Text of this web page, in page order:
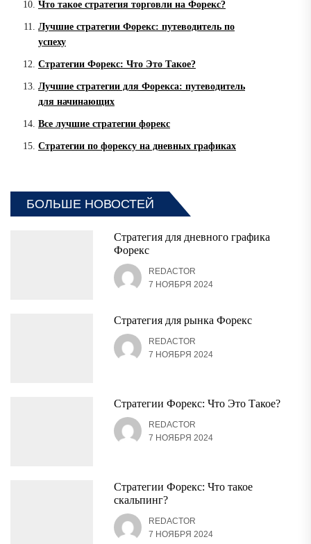
Что такое стратегия торговли на Форекс?
Лучшие стратегии Форекс: путеводитель по
успеху
Стратегии Форекс: Что Это Такое?
Лучшие стратегии для Форекса: путеводитель
для начинающих
Все лучшие стратегии форекс
Стратегии по форексу на дневных графиках
БОЛЬШЕ НОВОСТЕЙ
Стратегия для дневного графика
Форекс
REDACTOR
7 НОЯБРЯ 2024
Стратегия для рынка Форекс
REDACTOR
7 НОЯБРЯ 2024
Стратегии Форекс: Что Это Такое?
REDACTOR
7 НОЯБРЯ 2024
Стратегии Форекс: Что такое
скальпинг?
REDACTOR
7 НОЯБРЯ 2024